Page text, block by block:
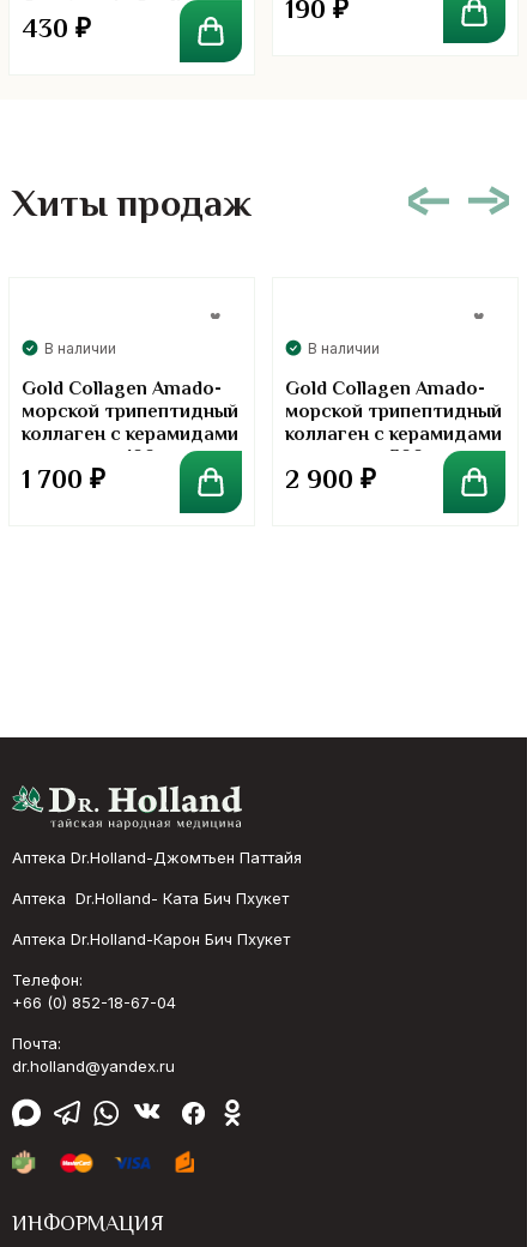
Counterpain Cooling
Annealing Patch Taiso
Counterpain 4 штуки
430 ₽ штук
190 ₽
Хиты продаж
В наличии
Gold Collagen Amado-
морской трипептидный
коллаген с керамидами
в порошке. 100 грамм
1 700 ₽
В наличии
Gold Collagen Amado-
морской трипептидный
коллаген с керамидами
в порошке. 300 грамм
2 900 ₽
Аптека Dr.Holland-Джомтьен Паттайя
Аптека Dr.Holland- Ката Бич Пхукет
Аптека Dr.Holland-Карон Бич Пхукет
Телефон:
+66 (0) 852-18-67-04
Почта:
dr.holland@yandex.ru
ИНФОРМАЦИЯ